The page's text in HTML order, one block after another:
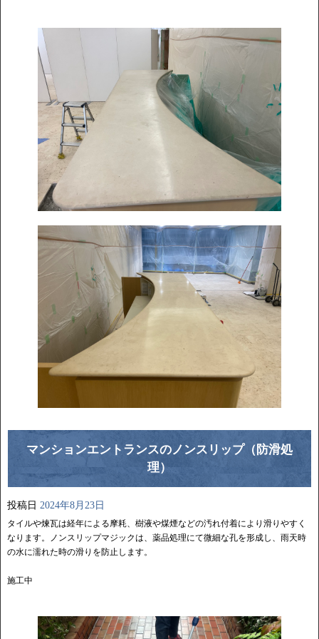
マンションエントランスのノンスリップ（防滑処
理）
投稿日 2024年8月23日
タイルや煉瓦は経年による摩耗、樹液や煤煙などの汚れ付着により滑りやすく
なります。ノンスリップマジックは、薬品処理にて微細な孔を形成し、雨天時
の水に濡れた時の滑りを防止します。
施工中